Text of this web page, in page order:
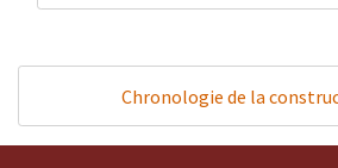
Chronologie de la